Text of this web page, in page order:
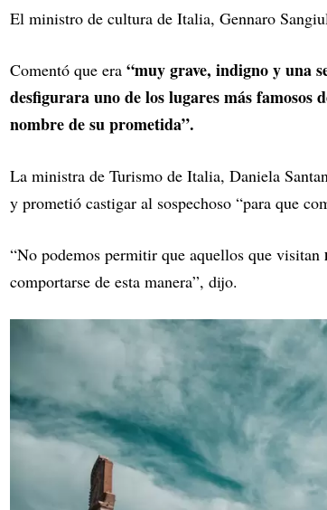
El ministro de cultura de Italia, Gennaro
Comentó que era “muy grave, indigno y una
desfigurara uno de los lugares más
nombre de su prometida”.
La ministra de Turismo de Italia, Daniela
y prometió castigar al sospechoso “para que
“No podemos permitir que aquellos que visitan
comportarse de esta manera”, dijo.